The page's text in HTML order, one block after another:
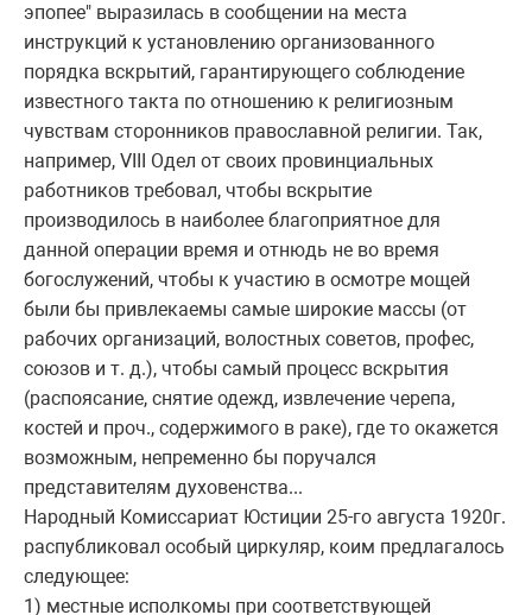
эпопее" выразилась в сообщении на места
инструкций к установлению организованного
порядка вскрытий, гарантирующего соблюдение
известного такта по отношению к религиозным
чувствам сторонников православной религии. Так,
например, VIII Одел от своих провинциальных
работников требовал, чтобы вскрытие
производилось в наиболее благоприятное для
данной операции время и отнюдь не во время
богослужений, чтобы к участию в осмотре мощей
были бы привлекаемы самые широкие массы (от
рабочих организаций, волостных советов, профес,
союзов и т. д.), чтобы самый процесс вскрытия
(распоясание, снятие одежд, извлечение черепа,
костей и проч., содержимого в раке), где то окажется
возможным, непременно бы поручался
представителям духовенства...
Народный Комиссариат Юстиции 25-го августа 1920г.
распубликовал особый циркуляр, коим предлагалось
следующее:
1) местные исполкомы при соответствующей